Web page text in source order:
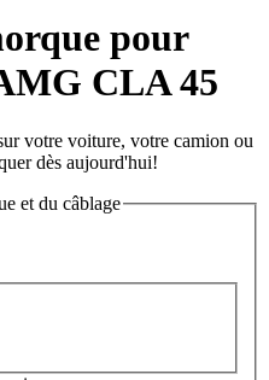
pour
CLA 45
votre voiture, votre camion ou
dès aujourd'hui!
et du câblage